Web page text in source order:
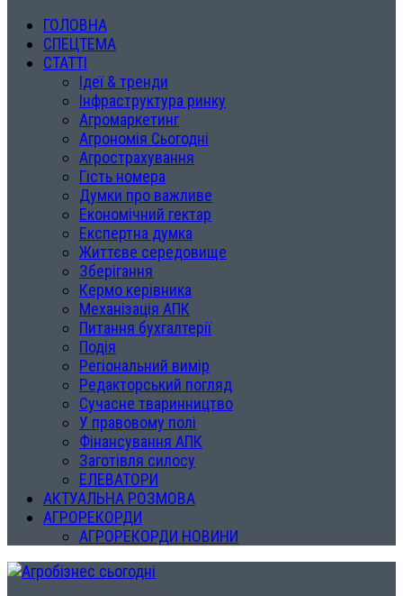
ГОЛОВНА
СПЕЦТЕМА
СТАТТІ
Ідеї & тренди
Інфраструктура ринку
Агромаркетинг
Агрономія Сьогодні
Агрострахування
Гість номера
Думки про важливе
Економічний гектар
Експертна думка
Життєве середовище
Зберігання
Кермо керівника
Механізація АПК
Питання бухгалтерії
Подія
Регіональний вимір
Редакторський погляд
Сучасне тваринництво
У правовому полі
Фінансування АПК
Заготівля силосу
ЕЛЕВАТОРИ
АКТУАЛЬНА РОЗМОВА
АГРОРЕКОРДИ
АГРОРЕКОРДИ НОВИНИ